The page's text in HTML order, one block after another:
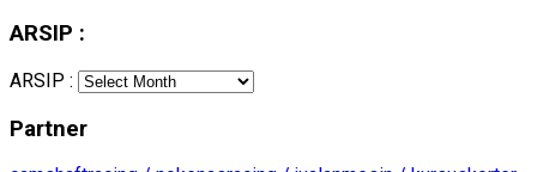
ARSIP :
ARSIP :
Partner